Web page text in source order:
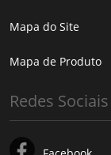
Mapa do Site
Mapa de Produto
Redes Sociais